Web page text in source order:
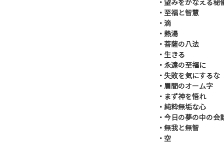
・望みをかなえる秘
・至福と智慧
・滴
・熱湯
・菩薩の八法
・生きる
・永遠の至福に
・失敗を気にするな
・眉間のオーム字
・まず神を悟れ
・純粋無垢な心
・今日の夢の中の会
・無我と無智
・空